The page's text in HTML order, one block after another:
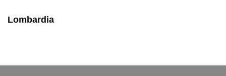
Lombardia